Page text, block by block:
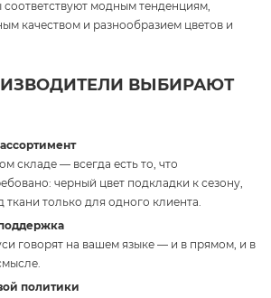
соответствуют модным тенденциям,
качеством и разнообразием цветов и
ВЫБИРАЮТ
складе — всегда есть то, что
черный цвет подкладки к сезону,
только для одного клиента.
говорят на вашем языке — и в прямом, и в
политики